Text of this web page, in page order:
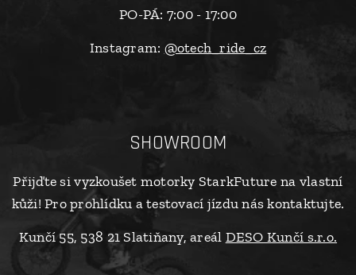
PO-PÁ: 7:00 - 17:00
Instagram: @otech_ride_cz
SHOWROOM
Přijďte si vyzkoušet motorky StarkFuture na vlastní
kůži! Pro prohlídku a testovací jízdu nás kontaktujte.
Kunčí 55, 538 21 Slatiňany, areál DESO Kunčí s.r.o.